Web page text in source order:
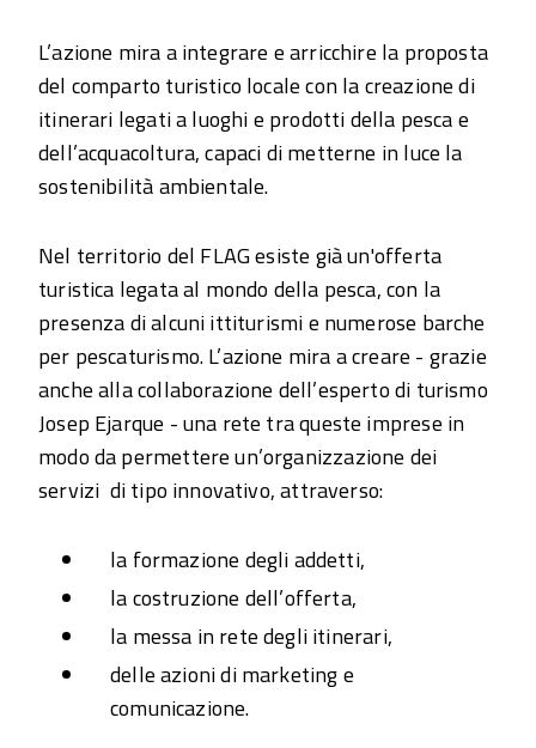
L’azione mira a integrare e arricchire la proposta
del comparto turistico locale con la creazione di
itinerari legati a luoghi e prodotti della pesca e
dell’acquacoltura, capaci di metterne in luce la
sostenibilità ambientale.
Nel territorio del FLAG esiste già un'offerta
turistica legata al mondo della pesca, con la
presenza di alcuni ittiturismi e numerose barche
per pescaturismo. L’azione mira a creare - grazie
anche alla collaborazione dell’esperto di turismo
Josep Ejarque - una rete tra queste imprese in
modo da permettere un’organizzazione dei
servizi di tipo innovativo, attraverso:
la formazione degli addetti,
la costruzione dell’offerta,
la messa in rete degli itinerari,
delle azioni di marketing e
comunicazione.